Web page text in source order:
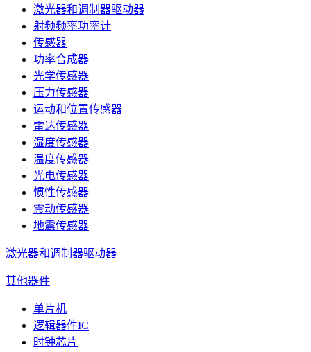
激光器和调制器驱动器
射频频率功率计
传感器
功率合成器
光学传感器
压力传感器
运动和位置传感器
雷达传感器
湿度传感器
温度传感器
光电传感器
惯性传感器
震动传感器
地震传感器
激光器和调制器驱动器
其他器件
单片机
逻辑器件IC
时钟芯片